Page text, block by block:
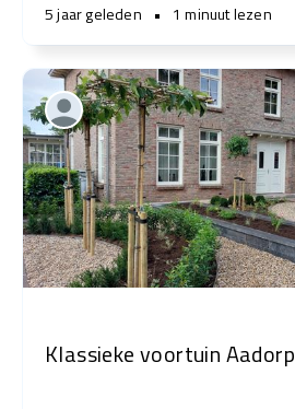
5 jaar geleden • 1 minuut lezen
Klassieke voortuin Aadorp